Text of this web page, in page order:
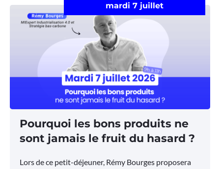
mardi 7 juillet
Pourquoi les bons produits ne
sont jamais le fruit du hasard ?
Lors de ce petit-déjeuner, Rémy Bourges proposera